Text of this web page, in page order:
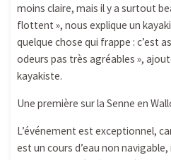
moins claire, mais il y a surtout
flottent », nous explique un
quelque chose qui frappe : c’est
odeurs pas très agréables »,
kayakiste.
Une première sur la Senne en
L’événement est exceptionnel,
est un cours d’eau non